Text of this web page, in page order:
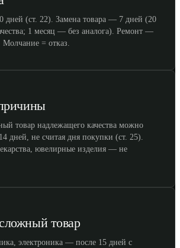
дней (ст. 22). Замена товара — 7 дней (20
1 месяц — без аналога). Ремонт —
Молчание = отказ.
товар надлежащего качества можно
дней, не считая дня покупки (ст. 25).
ювелирные изделия — не
товар
электроника — после 15 дней с